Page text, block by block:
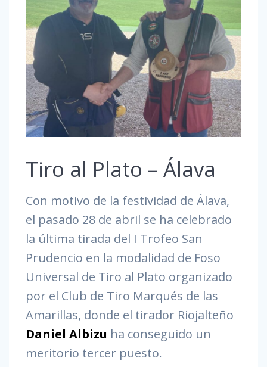
Tiro al Plato – Álava
Con motivo de la festividad de Álava,
el pasado 28 de abril se ha celebrado
la última tirada del I Trofeo San
Prudencio en la modalidad de Foso
Universal de Tiro al Plato organizado
por el Club de Tiro Marqués de las
Amarillas, donde el tirador Riojalteño
Daniel Albizu ha conseguido un
meritorio tercer puesto.